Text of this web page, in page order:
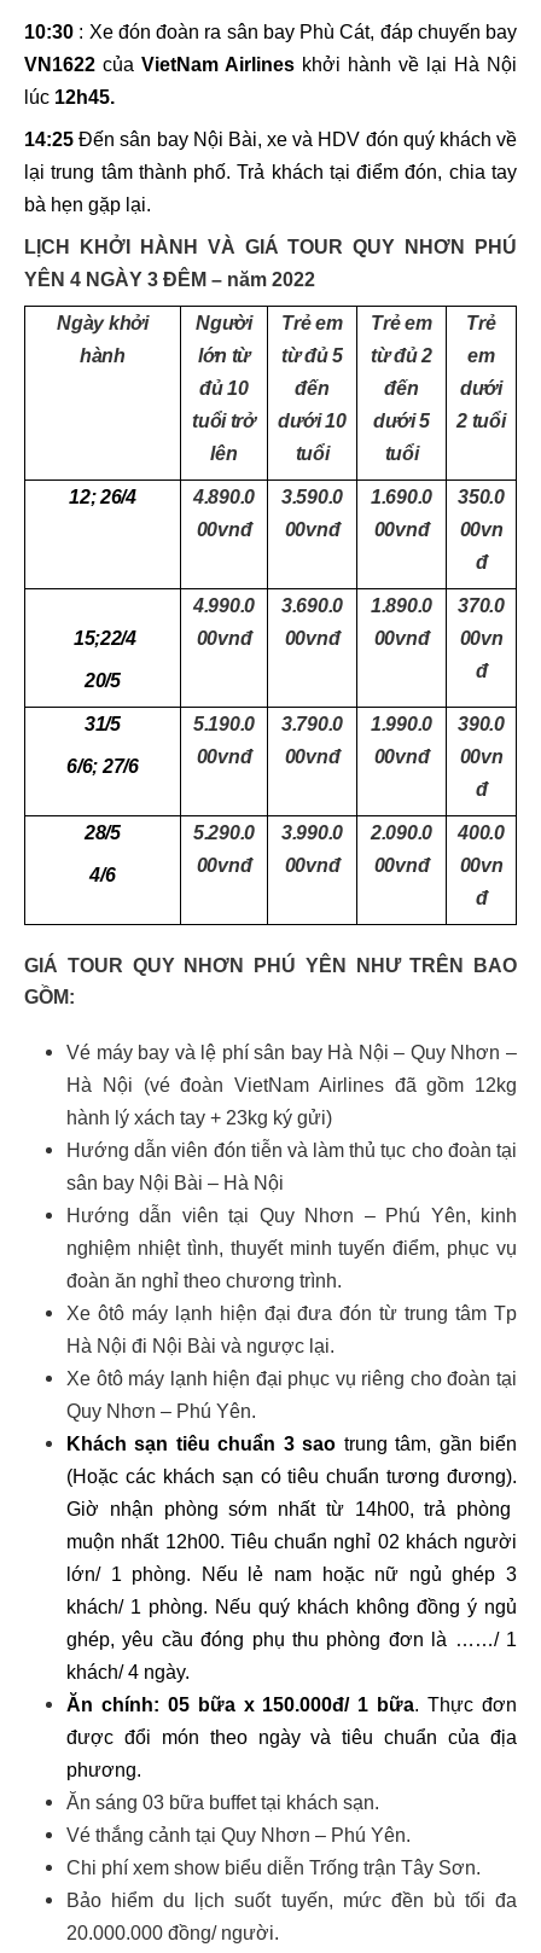
10:30 : Xe đón đoàn ra sân bay Phù Cát, đáp chuyến bay
VN1622 của VietNam Airlines khởi hành về lại Hà Nội
lúc 12h45.
14:25Đến sân bay Nội Bài, xe và HDV đón quý khách về
lại trung tâm thành phố. Trả khách tại điểm đón, chia tay
bà hẹn gặp lại.
LỊCH KHỞI HÀNH VÀ GIÁ TOUR QUY NHƠN PHÚ
YÊN 4 NGÀY 3 ĐÊM – năm 2022
Ngày khởi
hành
Người
lớn từ
đủ 10
tuổi trở
lên
Trẻ em
từ đủ 5
đến
dưới 10
tuổi
Trẻ em
từ đủ 2
đến
dưới 5
tuổi
Trẻ
em
dưới
2 tuổi
12; 26/4
4.890.0
00vnđ
3.590.0
00vnđ
1.690.0
00vnđ
350.0
00vn
đ
15;22/4
20/5
4.990.0
00vnđ
3.690.0
00vnđ
1.890.0
00vnđ
370.0
00vn
đ
31/5
6/6; 27/6
5.190.0
00vnđ
3.790.0
00vnđ
1.990.0
00vnđ
390.0
00vn
đ
28/5
4/6
5.290.0
00vnđ
3.990.0
00vnđ
2.090.0
00vnđ
400.0
00vn
đ
GIÁ TOUR QUY NHƠN PHÚ YÊN NHƯ TRÊN
BAO
GỒM:
Vé máy bay và lệ phí sân bay Hà Nội – Quy Nhơn –
Hà Nội (vé đoàn VietNam Airlines đã gồm 12kg
hành lý xách tay + 23kg ký gửi)
Hướng dẫn viên đón tiễn và làm thủ tục cho đoàn tại
sân bay Nội Bài – Hà Nội
Hướng dẫn viên tại Quy Nhơn – Phú Yên, kinh
nghiệm nhiệt tình, thuyết minh tuyến điểm, phục vụ
đoàn ăn nghỉ theo chương trình.
Xe ôtô máy lạnh hiện đại đưa đón từ trung tâm Tp
Hà Nội đi Nội Bài và ngược lại.
Xe ôtô máy lạnh hiện đại phục vụ riêng cho đoàn tại
Quy Nhơn – Phú Yên.
Khách sạn tiêu chuẩn 3 sao trung tâm, gần biển
(Hoặc các khách sạn có tiêu chuẩn tương đương).
Giờ nhận phòng sớm nhất từ 14h00, trả phòng
muộn nhất 12h00. Tiêu chuẩn nghỉ 02 khách người
lớn/ 1 phòng. Nếu lẻ nam hoặc nữ ngủ ghép 3
khách/ 1 phòng. Nếu quý khách không đồng ý ngủ
ghép, yêu cầu đóng phụ thu phòng đơn là ……/ 1
khách/ 4 ngày.
Ăn chính: 05 bữa x 150.000đ/ 1 bữa. Thực đơn
được đổi món theo ngày và tiêu chuẩn của địa
phương.
Ăn sáng 03 bữa buffet tại khách sạn.
Vé thắng cảnh tại Quy Nhơn – Phú Yên.
Chi phí xem show biểu diễn Trống trận Tây Sơn.
Bảo hiểm du lịch suốt tuyến, mức đền bù tối đa
20.000.000 đồng/ người.